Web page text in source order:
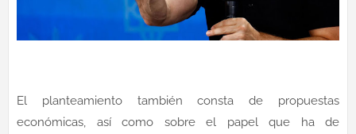
El planteamiento también consta de propuestas
económicas, así como sobre el papel que ha de